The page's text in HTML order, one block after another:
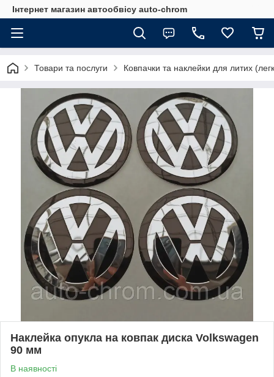
Інтернет магазин автообвісу auto-chrom
Товари та послуги Ковпачки та наклейки для литих
Наклейка опукла на ковпак диска Volkswagen
90 мм
В наявності